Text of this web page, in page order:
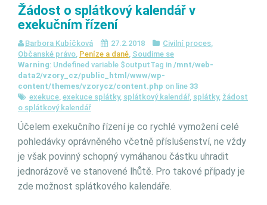
Žádost o splátkový kalendář v
exekučním řízení
Barbora Kubíčková 27.2.2018 Civilní proces,
Občanské právo, Peníze a daně, Soudime se
Warning: Undefined variable $outputTag in /mnt/web-
data2/vzory_cz/public_html/www/wp-
content/themes/vzorycz/content.php on line 33
exekuce, exekuce splátky, splátkový kalendář, splátky, žádost
o splátkový kalendář
Účelem exekučního řízení je co rychlé vymožení celé
pohledávky oprávněného včetně příslušenství, ne vždy
je však povinný schopný vymáhanou částku uhradit
jednorázově ve stanovené lhůtě. Pro takové případy je
zde možnost splátkového kalendáře.